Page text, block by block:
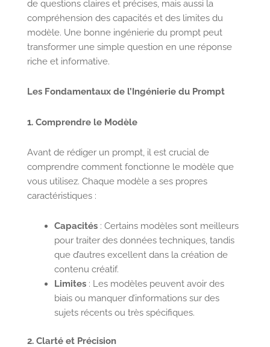
de questions claires et précises, mais aussi la
compréhension des capacités et des limites du
modèle. Une bonne ingénierie du prompt peut
transformer une simple question en une réponse
riche et informative.
Les Fondamentaux de l’Ingénierie du Prompt
1. Comprendre le Modèle
Avant de rédiger un prompt, il est crucial de
comprendre comment fonctionne le modèle que
vous utilisez. Chaque modèle a ses propres
caractéristiques :
Capacités: Certains modèles sont meilleurs
pour traiter des données techniques, tandis
que d’autres excellent dans la création de
contenu créatif.
Limites: Les modèles peuvent avoir des
biais ou manquer d’informations sur des
sujets récents ou très spécifiques.
2. Clarté et Précision